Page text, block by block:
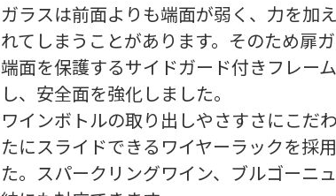
ガラスは前面よりも端面が弱く、力を加
れてしまうことがあります。そのため扉
端面を保護するサイドガード付きフレー
し、安全面を強化しました。
ワインボトルの取り出しやさすさにこだ
たにスライドできるワイヤーラックを採
た。スパークリングワイン、ブルゴーニ